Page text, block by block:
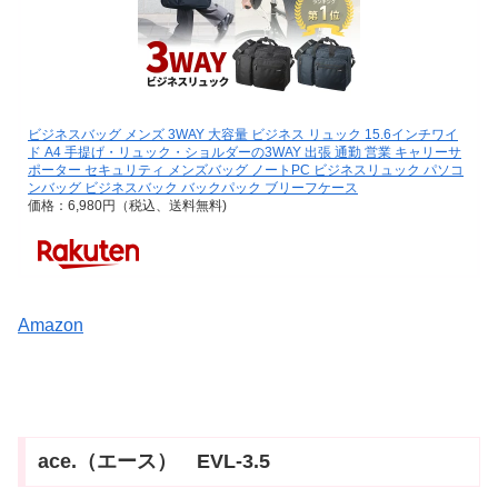
ビジネスバッグ メンズ 3WAY 大容量 ビジネス リュック 15.6インチワイ
ド A4 手提げ・リュック・ショルダーの3WAY 出張 通勤 営業 キャリーサ
ポーター セキュリティ メンズバッグ ノートPC ビジネスリュック パソコ
ンバッグ ビジネスバック バックパック ブリーフケース
価格：6,980円（税込、送料無料)
Amazon
ace.（エース） EVL-3.5